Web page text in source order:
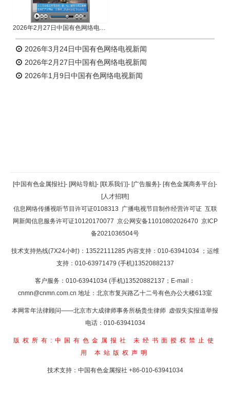
2026年2月27日中国有色网络电视新闻
2026年3月24日中国有色网络电视新闻
2026年2月27日中国有色网络电视新闻
2026年1月9日中国有色网络电视新闻
返回顶部
返回首页
[中国有色金属报社]- [网站导航]- [联系我们]- [广告服务]- [有色金属商务平台]-
[人才招聘]
信息网络传播视听节目许可证0108313 广播电视节目制作经营许可证 互联
网新闻信息服务许可证10120170077 京公网安备11010802026470 京ICP
备2021036504号
技术支持热线(7X24小时)：13522111285 内容支持：010-63941034 ；运维
支持：010-63971479 (手机)13520882137
客户服务：010-63941034 (手机)13520882137；E-mail：
cnmn@cnmn.com.cn 地址：北京市复兴路乙十二号有色办公大楼613室
本网常年法律顾问——北京市大成律师事务所杨贵生律师 虚假失实报道举报
电话：010-63941034
版权所有:中国有色金属报社
未经书面授权禁止使
用 本站版权声明
技术支持：中国有色金属报社 +86-010-63941034